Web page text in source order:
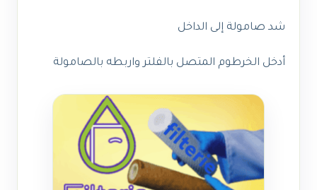
شد صامولة إلى الداخل
أدخل الخرطوم المتصل بالفلتر واربطه بالصامولة